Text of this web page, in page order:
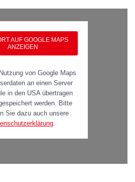
AUF GOOGLE MAPS
ANZEIGEN
von Google Maps
an einen Server
in den USA übertragen
werden. Bitte
Sie dazu auch unsere